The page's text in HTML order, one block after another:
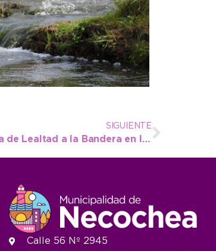
SIGUIENTE
El jueves 19 será el acto de Promesa de Lealtad a la Bandera en la plaza “Dardo Rocha”
Calle 56 Nº 2945